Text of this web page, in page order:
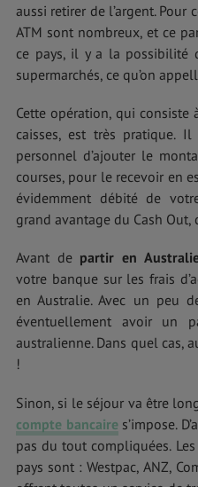
aussi retirer de l’argent.
ATM sont nombreux, et ce
ce pays, il y a la possibilité
supermarchés, ce qu’on
Cette opération, qui consiste
caisses, est très pratique.
personnel d’ajouter le
courses, pour le recevoir en
évidemment débité de
grand avantage du Cash Out,
Avant de partir en
votre banque sur les frais
en Australie. Avec un peu
éventuellement avoir un
australienne. Dans quel cas,
!
Sinon, si le séjour va être
compte bancaires’impose.
pas du tout compliquées.
pays sont : Westpac, ANZ,